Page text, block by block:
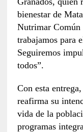
bienestar de
Nutrimar Común
trabajamos para
Seguiremos
todos”.
Con esta
reafirma su
vida de la
programas